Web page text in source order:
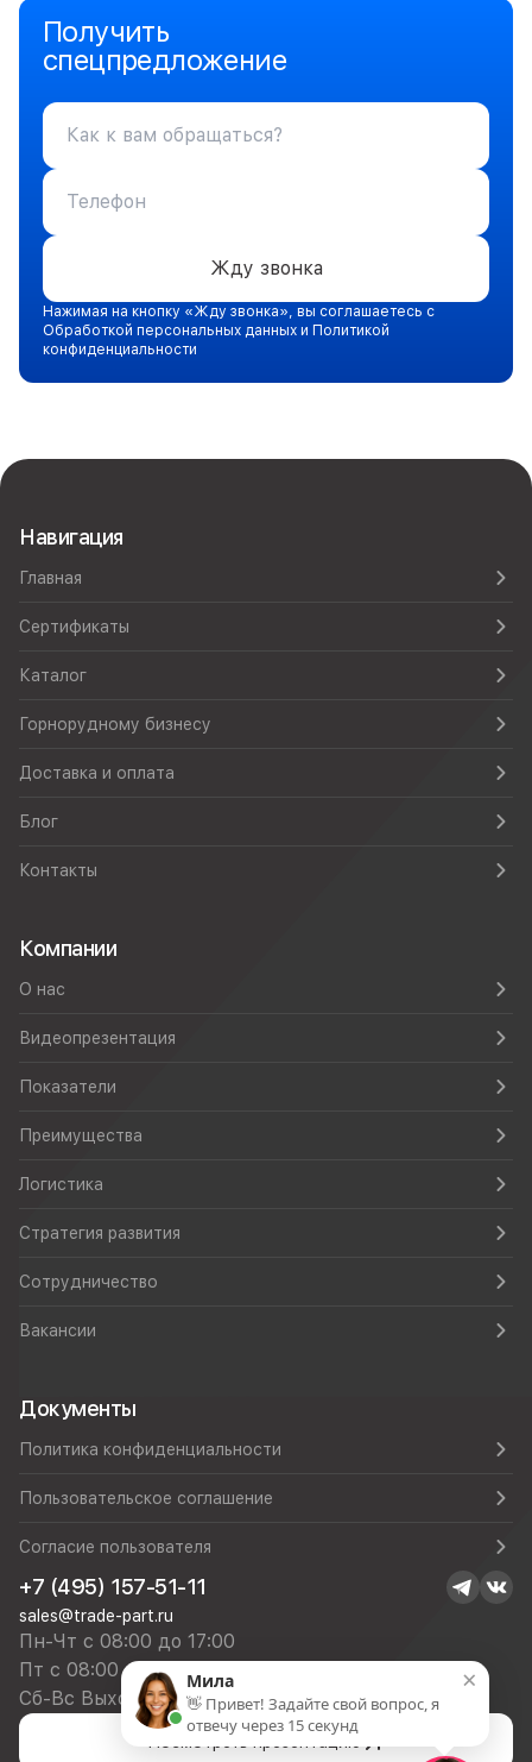
Получить
спецпредложение
Жду звонка
Нажимая на кнопку «Жду звонка», вы соглашаетесь с
Обработкой персональных данных и Политикой
конфиденциальности
Навигация
Главная
Сертификаты
Каталог
Горнорудному бизнесу
Доставка и оплата
Блог
Контакты
Компании
О нас
Видеопрезентация
Показатели
Преимущества
Логистика
Стратегия развития
Сотрудничество
Вакансии
Документы
Политика конфиденциальности
Пользовательское соглашение
Согласие пользователя
+7 (495) 157-51-11
sales@trade-part.ru
Пн-Чт с 08:00 до 17:00
Пт с 08:00 до 16:00
Сб-Вс Выходной
×
Мила
👋 Привет! Задайте свой вопрос, я
отвечу через 15 секунд